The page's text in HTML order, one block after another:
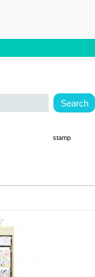
stamp